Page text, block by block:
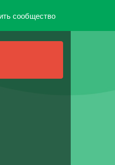
сообщество